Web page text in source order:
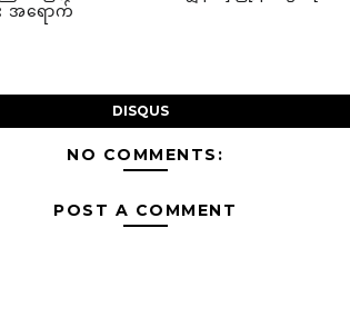
အရောက်
DISQUS
NO COMMENTS:
POST A COMMENT